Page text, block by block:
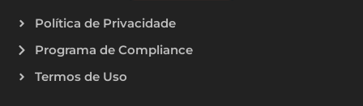
Política de Privacidade
Programa de Compliance
Termos de Uso